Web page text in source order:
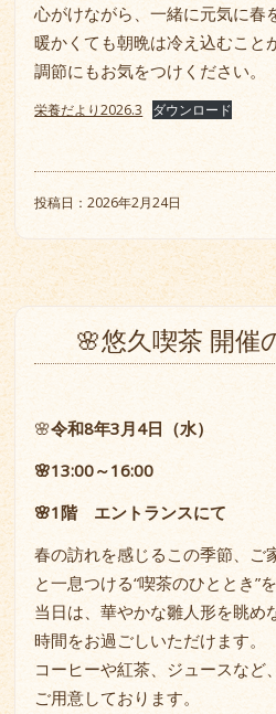
心がけながら、一緒に元気に春
暖かくても朝晩は冷え込むこと
調節にもお気をつけください。
栄養だより2026.3 ダウンロード
投稿日：2026年2月24日
🌸悠久喫茶 開催
🌸令和8年3月4日（水）
🌸13:00～16:00
🌸1階 エントランスにて
春の訪れを感じるこの季節、ご
と一息つける“喫茶のひととき”
当日は、華やかな雛人形を眺め
時間をお過ごしいただけます。
コーヒーや紅茶、ジュースなど
ご用意しております。